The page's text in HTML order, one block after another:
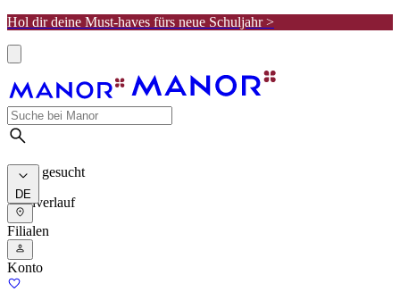
Hol dir deine Must-haves fürs neue Schuljahr >
Meist gesucht
Suchverlauf
DE
Filialen
Konto